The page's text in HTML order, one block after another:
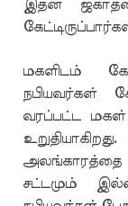
இதன்
மகளிடம்
நபியவர்கள்
வரப்பட்ட
அலங்காரத்தை
சட்டமும்